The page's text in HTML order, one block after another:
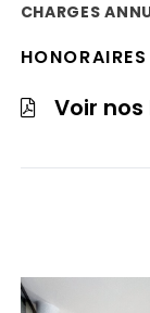
CHARGES
HONORAIRES
Voir